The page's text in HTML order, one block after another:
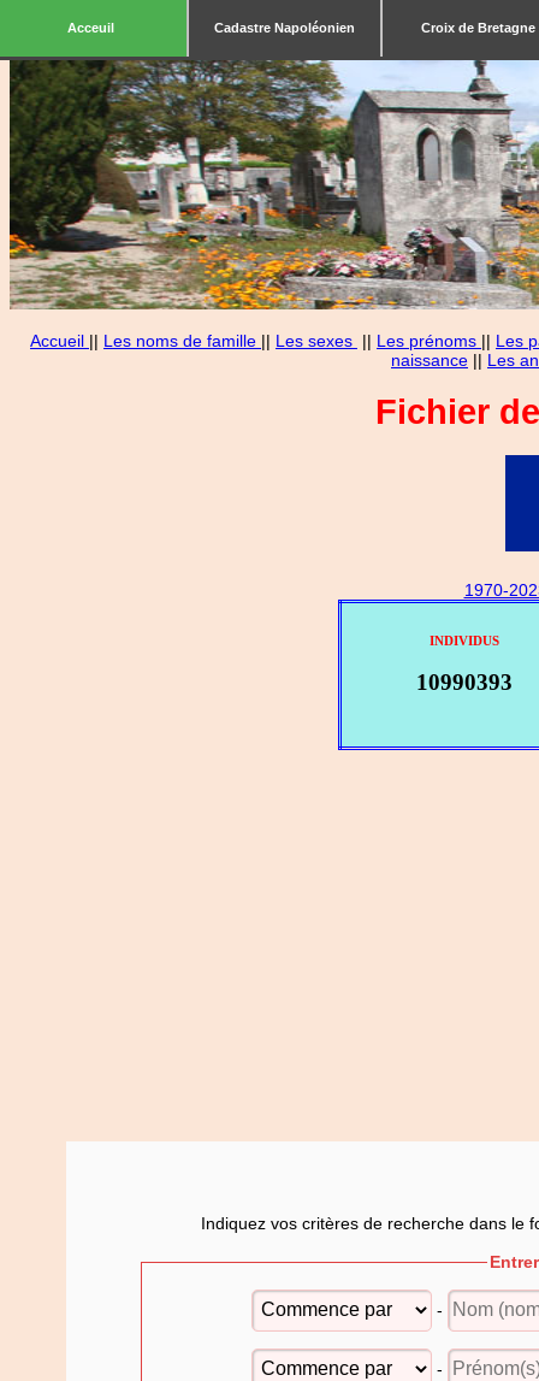
Acceuil Cadastre Napoléonien Croix de Bretagne
Accueil || Les noms de famille || Les sexes || Les prénoms || Les
naissance || Les
Fichier
1970-
INDIVIDUS
10990393
Indiquez vos critères de recherche dans le
-
-